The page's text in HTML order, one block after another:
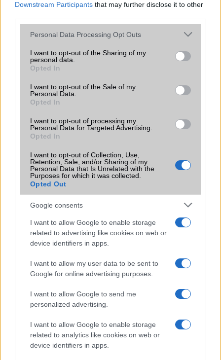
Downstream Participants that may further disclose it to other
Please note that this website/app uses one or more Google
not limited to your visit or usage behaviour. You may click to
grant or deny consent to Google and its third-party tags to
use your data for below specified purposes in below Google
consent section.
Personal Data Processing Opt Outs
I want to opt-out of the Sharing of my
personal data.
Opted In
I want to opt-out of the Sale of my
Personal Data.
Opted In
I want to opt-out of processing my
Personal Data for Targeted Advertising.
Opted In
I want to opt-out of Collection, Use,
Retention, Sale, and/or Sharing of my
Personal Data that Is Unrelated with the
Purposes for which it was collected.
Opted Out
Google consents
I want to allow Google to enable storage
related to advertising like cookies on web or
device identifiers in apps.
I want to allow my user data to be sent to
Google for online advertising purposes.
I want to allow Google to send me
personalized advertising.
I want to allow Google to enable storage
related to analytics like cookies on web or
device identifiers in apps.
SNS integráció alap szolgáltatás
Organizer alap szolgáltatás
Office alkalmazások
DV = Document viewer (Word,
Iránytũ ecompass
Extrák
EGYÉB
SIM típus nanoSIM
SIM-ek száma
Funkciók Nincs
Védelem
SAR